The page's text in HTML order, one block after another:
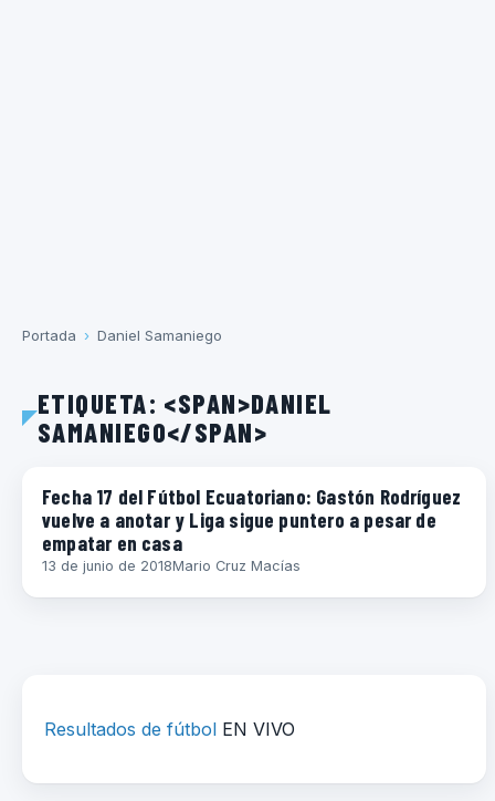
Portada › Daniel Samaniego
ETIQUETA: <SPAN>DANIEL
SAMANIEGO</SPAN>
ECUADOR
Fecha 17 del Fútbol Ecuatoriano: Gastón Rodríguez
vuelve a anotar y Liga sigue puntero a pesar de
empatar en casa
13 de junio de 2018Mario Cruz Macías
Resultados de fútbol EN VIVO